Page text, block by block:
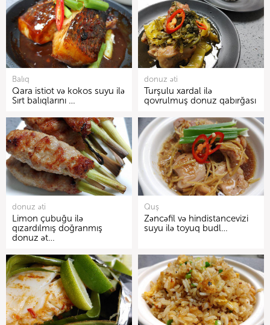
Balıq
Qara istiot və kokos suyu ilə
Sırt balıqlarını …
donuz əti
Turşulu xardal ilə
qovrulmuş donuz qabırğası
donuz əti
Limon çubuğu ilə
qızardılmış doğranmış
donuz ət…
Quş
Zəncəfil və hindistancevizi
suyu ilə toyuq budl…